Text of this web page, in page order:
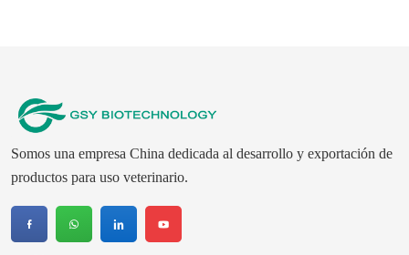
Somos una empresa China dedicada al desarrollo y exportación de
productos para uso veterinario.